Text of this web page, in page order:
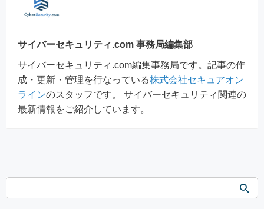
サイバーセキュリティ.com 事務局編集部
サイバーセキュリティ.com編集事務局です。記事の作
成・更新・管理を行なっている株式会社セキュアオン
ラインのスタッフです。 サイバーセキュリティ関連の
最新情報をご紹介しています。